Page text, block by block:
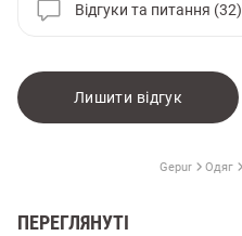
Відгуки та питання (32)
Лишити відгук
Gepur Одяг
ПЕРЕГЛЯНУТІ